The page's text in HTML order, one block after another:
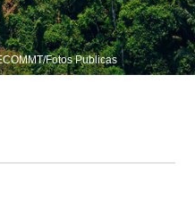
Fotos Publicas